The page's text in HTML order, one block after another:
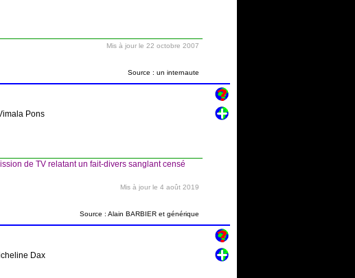
Mis à jour le 22 octobre 2007
Source : un internaute
Pons
de TV relatant un fait-divers sanglant censé
Mis à jour le 4 août 2019
Source : Alain BARBIER et générique
Dax